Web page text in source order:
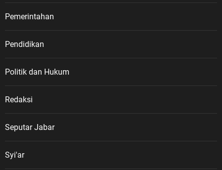
Pemerintahan
Pendidikan
Politik dan Hukum
Redaksi
Seputar Jabar
Syi'ar